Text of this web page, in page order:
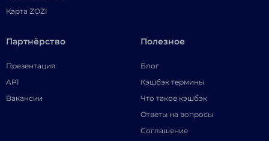
Карта ZOZI
Партнёрство
Презентация
API
Вакансии
Полезное
Блог
Кэшбэк термины
Что такое кэшбэк
Ответы на вопросы
Соглашение